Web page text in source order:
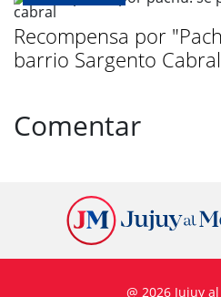
Recompensa por
barrio Sargento Cabral
Comentar
@ 2026 Jujuy